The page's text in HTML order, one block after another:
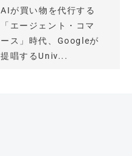
AIが買い物を代行する
「エージェント・コマ
ース」時代、Googleが
提唱するUniv...